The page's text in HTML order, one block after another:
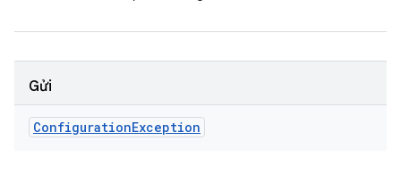
Gửi
ConfigurationException